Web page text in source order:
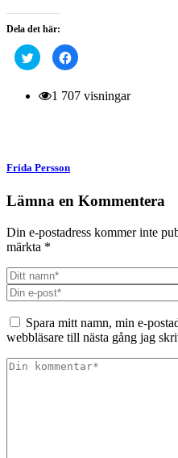
Dela det här:
Klicka
för
på
Twitter
Klicka
för
på
Facebook
1 707 visningar
Frida Persson
Lämna en Kommentera
Din e-postadress kommer inte
märkta *
Spara mitt namn, min e-
webbläsare till nästa gång jag